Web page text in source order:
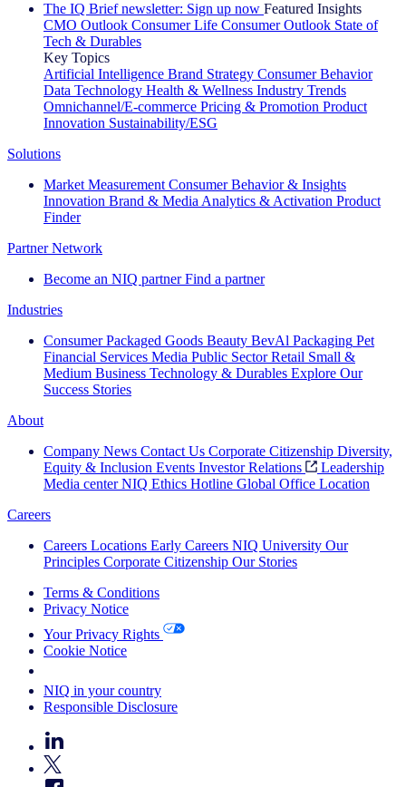
The IQ Brief newsletter: Sign up now Featured Insights
CMO Outlook Consumer Life Consumer Outlook State of
Tech & Durables
Key Topics
Artificial Intelligence Brand Strategy Consumer Behavior
Data Technology Health & Wellness Industry Trends
Omnichannel/E-commerce Pricing & Promotion Product
Innovation Sustainability/ESG
Solutions
Market Measurement Consumer Behavior & Insights
Innovation Brand & Media Analytics & Activation Product
Finder
Partner Network
Become an NIQ partner Find a partner
Industries
Consumer Packaged Goods Beauty BevAl Packaging Pet
Financial Services Media Public Sector Retail Small &
Medium Business Technology & Durables Explore Our
Success Stories
About
Company News Contact Us Corporate Citizenship Diversity,
Equity & Inclusion Events Investor Relations
Leadership
Media center NIQ Ethics Hotline Global Office Location
Careers
Careers Locations Early Careers NIQ University Our
Principles Corporate Citizenship Our Stories
Terms & Conditions
Privacy Notice
Your Privacy Rights
Cookie Notice
NIQ in your country
Responsible Disclosure